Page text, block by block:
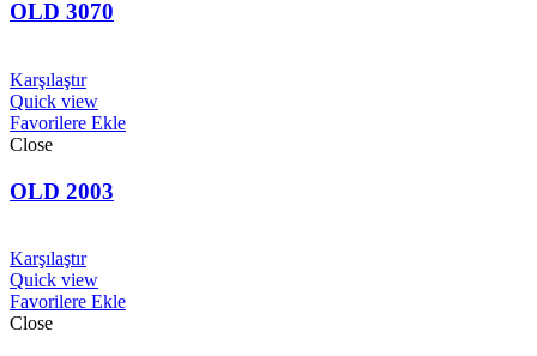
OLD 3070
Karşılaştır
Quick view
Favorilere Ekle
Close
OLD 2003
Karşılaştır
Quick view
Favorilere Ekle
Close